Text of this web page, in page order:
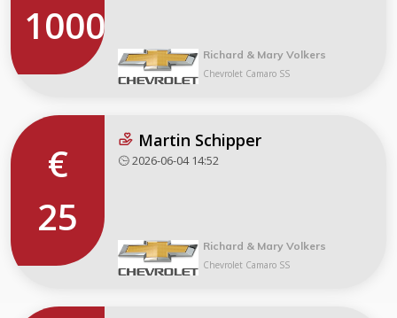
1000
Richard & Mary Volkers
Chevrolet Camaro SS
€
25
Martin Schipper
2026-06-04 14:52
Richard & Mary Volkers
Chevrolet Camaro SS